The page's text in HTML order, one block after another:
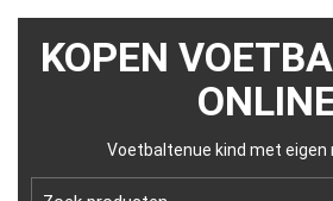
KOPEN
Voetbaltenue kind met eigen